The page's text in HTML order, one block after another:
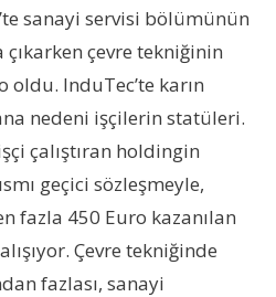
sanayi servisi bölümünün
çıkarken çevre tekniğinin
oldu. InduTec’te karın
nedeni işçilerin statüleri.
çalıştıran holdingin
geçici sözleşmeyle,
fazla 450 Euro kazanılan
Çevre tekniğinde
fazlası, sanayi